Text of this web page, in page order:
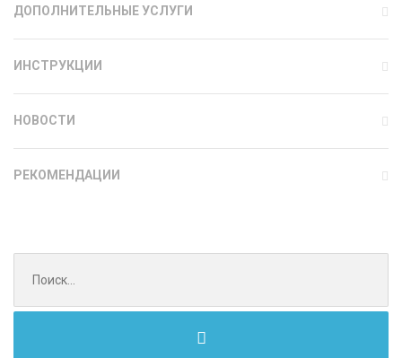
ДОПОЛНИТЕЛЬНЫЕ УСЛУГИ
ИНСТРУКЦИИ
НОВОСТИ
РЕКОМЕНДАЦИИ
для: